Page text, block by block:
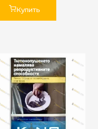
Купить